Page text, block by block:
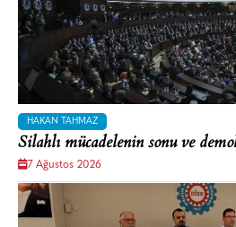
HAKAN TAHMAZ
Silahlı mücadelenin sonu ve
7 Ağustos 2026